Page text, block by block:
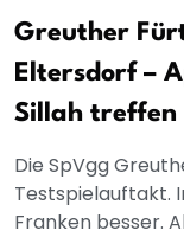
Greuther
Eltersdorf –
Sillah treffen
Die SpVgg
Testspielauftakt.
Franken besser.